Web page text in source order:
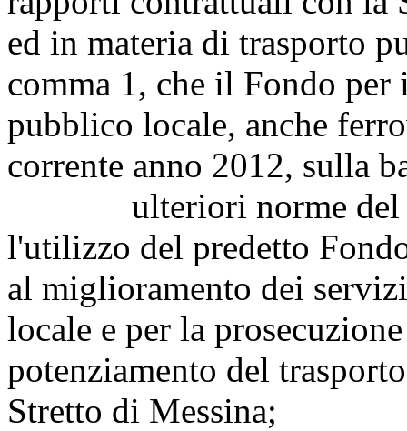
ed in materia di trasporto
comma 1, che il Fondo
pubblico locale, anche
corrente anno 2012, sulla
ulteriori norme del
l'utilizzo del predetto
al miglioramento dei
locale e per la
potenziamento del
Stretto di Messina;